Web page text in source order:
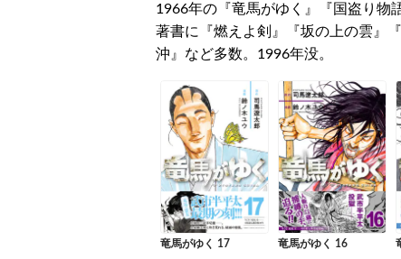
1966年の『竜馬がゆく』『国盗り物
著書に『燃えよ剣』『坂の上の雲』
沖』など多数。1996年没。
竜馬がゆく 17 竜馬がゆく 16